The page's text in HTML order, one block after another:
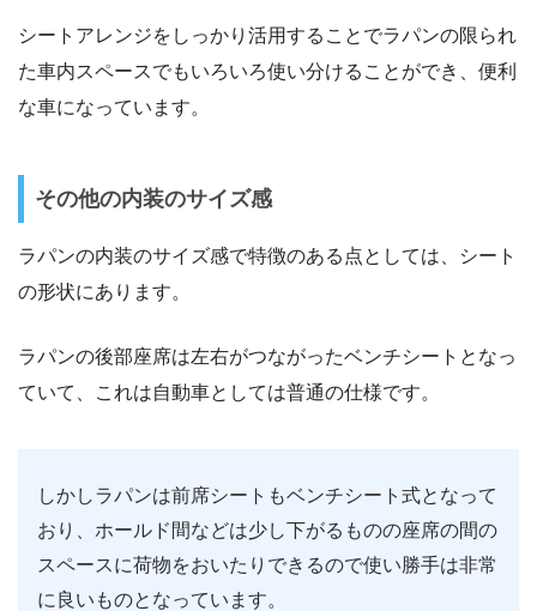
シートアレンジをしっかり活用することでラパンの限られ
た車内スペースでもいろいろ使い分けることができ、便利
な車になっています。
その他の内装のサイズ感
ラパンの内装のサイズ感で特徴のある点としては、シート
の形状にあります。
ラパンの後部座席は左右がつながったベンチシートとなっ
ていて、これは自動車としては普通の仕様です。
しかしラパンは前席シートもベンチシート式となって
おり、ホールド間などは少し下がるものの座席の間の
スペースに荷物をおいたりできるので使い勝手は非常
に良いものとなっています。